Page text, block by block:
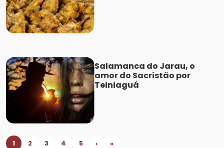
Salamanca do Jarau, o
amor do Sacristão por
Teiniaguá
1 2 3 4 5 › »